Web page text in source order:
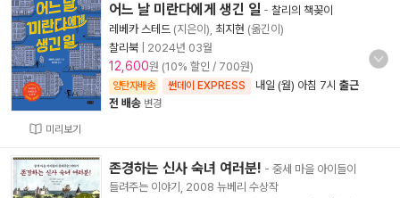
미리보기
어느 날 미란다에게 생긴 일 - 찰리의 책꽂이
레베카 스테드 (지은이), 최지현 (옮긴이)
찰리북
2024년 03월
12,600원 (10% 할인 / 700원)
양탄자배송 썬데이 EXPRESS 내일 (월) 아침 7시 출근
전 배송 변경
존경하는 신사 숙녀 여러분! - 중세 마을 아이들이
들려주는 이야기, 2008 뉴베리 수상작